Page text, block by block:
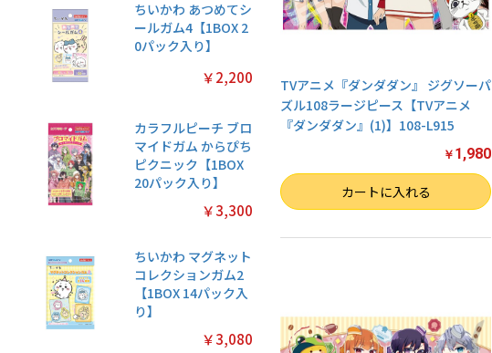
ちいかわ あつめてシ
ールガム4【1BOX 2
0パック入り】
￥2,200
カラフルピーチ ブロ
マイドガム からぴち
ピクニック【1BOX
20パック入り】
￥3,300
ちいかわ マグネット
コレクションガム2
【1BOX 14パック入
り】
￥3,080
TVアニメ『ダンダダン』 ジグソーパ
ズル108ラージピース【TVアニメ
『ダンダダン』(1)】108-L915
￥ 1,980
数量 カートに入れる